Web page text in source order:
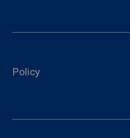
Diritto di recesso
Policy
politica sulla riservatezza